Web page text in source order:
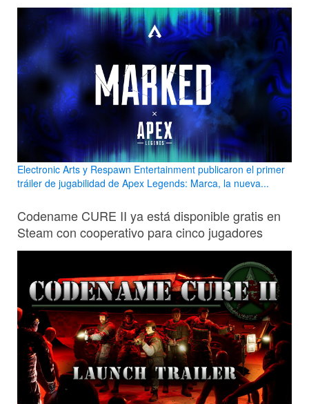
Electronic Arts y Respawn Entertainment publicaron el primer
tráiler de jugabilidad de Apex Legends: Marca, la nueva...
Codename CURE II ya está disponible gratis en
Steam con cooperativo para cinco jugadores